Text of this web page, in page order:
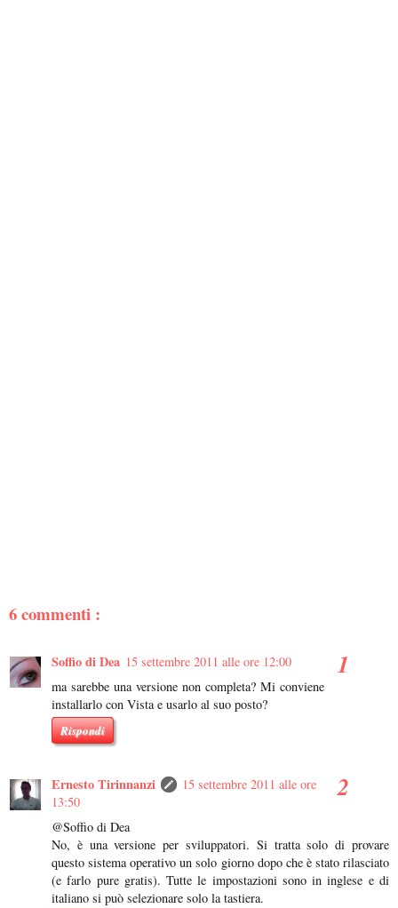
6 commenti :
Soffio di Dea 15 settembre 2011 alle ore 12:00
ma sarebbe una versione non completa? Mi conviene
installarlo con Vista e usarlo al suo posto?
Rispondi
Ernesto Tirinnanzi
15 settembre 2011 alle ore
13:50
@Soffio di Dea
No, è una versione per sviluppatori. Si tratta solo di provare
questo sistema operativo un solo giorno dopo che è stato rilasciato
(e farlo pure gratis). Tutte le impostazioni sono in inglese e di
italiano si può selezionare solo la tastiera.